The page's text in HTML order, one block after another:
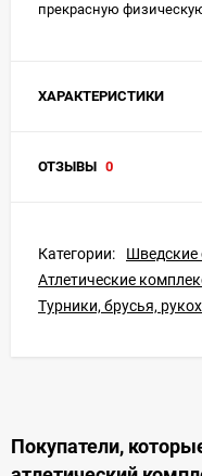
прекрасную
ХАРАКТЕРИСТИКИ
ОТЗЫВЫ 0
Категории:
Шведские
Атлетические
Турники, брусья,
Покупатели,